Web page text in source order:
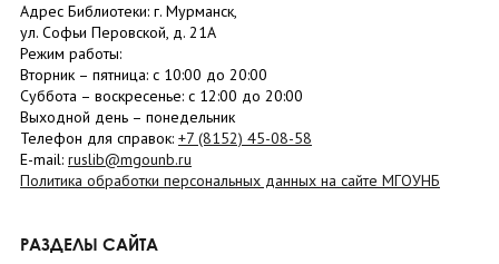
Адрес Библиотеки: г. Мурманск,
ул. Софьи Перовской, д. 21А
Режим работы:
Вторник – пятница: с 10:00 до 20:00
Суббота – воскресенье: c 12:00 до 20:00
Выходной день – понедельник
Телефон для справок: +7 (8152) 45-08-58
E-mail: ruslib@mgounb.ru
Политика обработки персональных данных на сайте МГОУНБ
РАЗДЕЛЫ САЙТА